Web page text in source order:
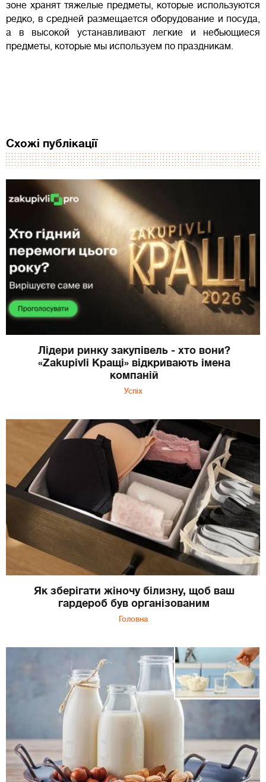
зоне хранят тяжелые предметы, которые используются
редко, в средней размещается оборудование и посуда,
а в высокой устанавливают легкие и небьющиеся
предметы, которые мы используем по праздникам.
Схожі публікації
Лідери ринку закупівель - хто вони?
«Zakupivli Кращі» відкривають імена
компаній
Успіх
Як зберігати жіночу білизну, щоб ваш
гардероб був організованим
Головна